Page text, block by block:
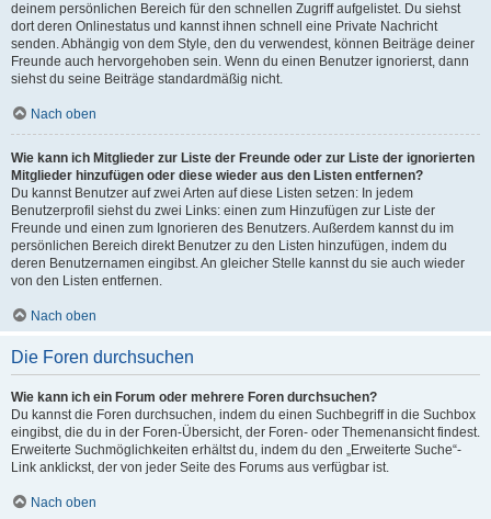
deinem persönlichen Bereich für den schnellen Zugriff aufgelistet. Du siehst
dort deren Onlinestatus und kannst ihnen schnell eine Private Nachricht
senden. Abhängig von dem Style, den du verwendest, können Beiträge deiner
Freunde auch hervorgehoben sein. Wenn du einen Benutzer ignorierst, dann
siehst du seine Beiträge standardmäßig nicht.
Nach oben
Wie kann ich Mitglieder zur Liste der Freunde oder zur Liste der ignorierten
Mitglieder hinzufügen oder diese wieder aus den Listen entfernen?
Du kannst Benutzer auf zwei Arten auf diese Listen setzen: In jedem
Benutzerprofil siehst du zwei Links: einen zum Hinzufügen zur Liste der
Freunde und einen zum Ignorieren des Benutzers. Außerdem kannst du im
persönlichen Bereich direkt Benutzer zu den Listen hinzufügen, indem du
deren Benutzernamen eingibst. An gleicher Stelle kannst du sie auch wieder
von den Listen entfernen.
Nach oben
Die Foren durchsuchen
Wie kann ich ein Forum oder mehrere Foren durchsuchen?
Du kannst die Foren durchsuchen, indem du einen Suchbegriff in die Suchbox
eingibst, die du in der Foren-Übersicht, der Foren- oder Themenansicht findest.
Erweiterte Suchmöglichkeiten erhältst du, indem du den „Erweiterte Suche“-
Link anklickst, der von jeder Seite des Forums aus verfügbar ist.
Nach oben